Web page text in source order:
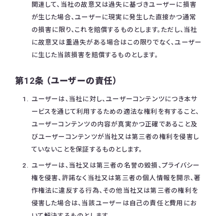
関連して、当社の故意又は過失に基づきユーザーに損害
が生じた場合、ユーザーに現実に発生した直接かつ通常
の損害に限り、これを賠償するものとします。ただし、当社
に故意又は重過失がある場合はこの限りでなく、ユーザー
に生じた当該損害を賠償するものとします。
第12条 （ユーザーの責任）
ユーザーは、当社に対し、ユーザーコンテンツにつき本サ
ービスを通じて利用するための適法な権利を有すること、
ユーザーコンテンツの内容が真実かつ正確であること及
びユーザーコンテンツが当社又は第三者の権利を侵害し
ていないことを保証するものとします。
ユーザーは、当社又は第三者の名誉の毀損、プライバシー
権を侵害、許諾なく当社又は第三者の個人情報を開示、著
作権法に違反する行為、その他当社又は第三者の権利を
侵害した場合は、当該ユーザーは自己の責任と費用にお